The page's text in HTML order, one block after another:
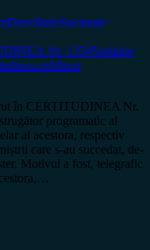
DezvăluiriSocietate
Nr. 135#Spitalele
Miron
în CERTITUDINEA Nr.
programatic al
al acestora, respectiv
care s-au succedat, de-
Motivul a fost, telegrafic